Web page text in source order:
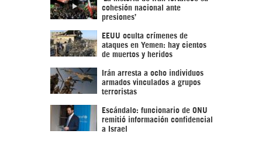
cohesión nacional ante
presiones’
EEUU oculta crímenes de
ataques en Yemen: hay cientos
de muertos y heridos
Irán arresta a ocho individuos
armados vinculados a grupos
terroristas
Escándalo: funcionario de ONU
remitió información confidencial
a Israel